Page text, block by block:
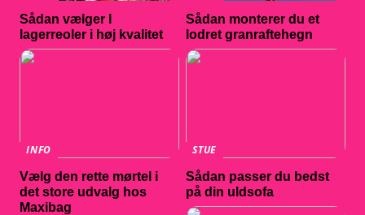
Sådan vælger I
lagerreoler i høj kvalitet
Sådan monterer du et
lodret granraftehegn
INFO
Vælg den rette mørtel i
det store udvalg hos
Maxibag
STUE
Sådan passer du bedst
på din uldsofa